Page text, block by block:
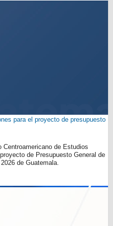
para el proyecto de presupuesto
Centroamericano de Estudios
de Presupuesto General de
de Guatemala.